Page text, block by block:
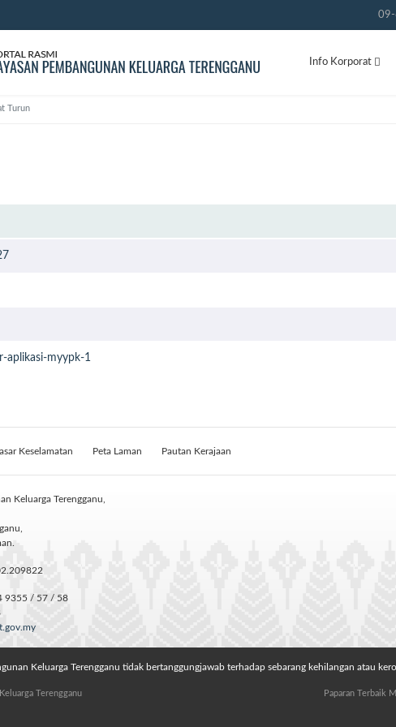
Info Korporat
Turun
aplikasi-myypk-1
Keselamatan Peta Laman Pautan Kerajaan
Keluarga Terengganu,
9355 / 57 / 58
Keluarga Terengganu tidak bertanggungjawab terhadap sebarang kehilangan atau
Terengganu
Paparan Terbaik